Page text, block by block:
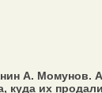
А. Момунов.
куда их